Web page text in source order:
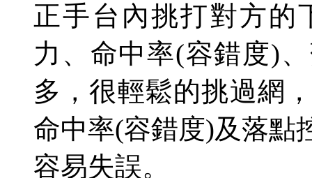
正手台內挑打對方的
力、命中率(容錯度)
多，很輕鬆的挑過網
命中率(容錯度)及落點
容易失誤。